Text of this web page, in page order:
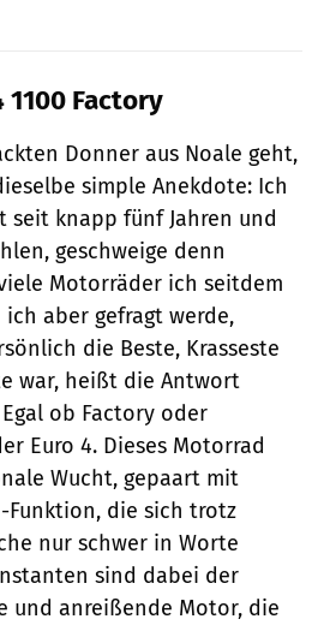
Factory
Donner aus Noale geht,
simple Anekdote: Ich
seit knapp fünf Jahren und
geschweige denn
Motorräder ich seitdem
aber gefragt werde,
die Beste, Krasseste
war, heißt die Antwort
ob Factory oder
Euro 4. Dieses Motorrad
Wucht, gepaart mit
Funktion, die sich trotz
nur schwer in Worte
sind dabei der
und anreißende Motor, die